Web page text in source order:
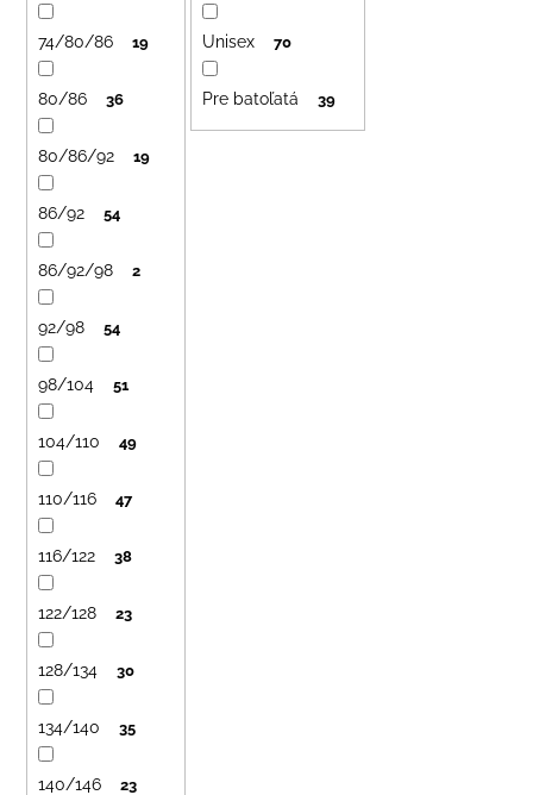
o
d
u
o
Unisex 70
Pre batoľatá 39
74/80/86 19
80/86 36
80/86/92 19
86/92 54
86/92/98 2
92/98 54
98/104 51
104/110 49
110/116 47
116/122 38
122/128 23
128/134 30
134/140 35
140/146 23